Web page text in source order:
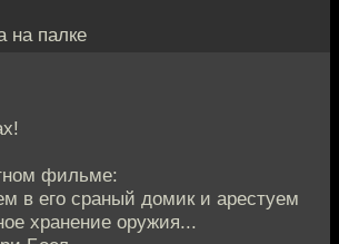
на палке
фильме:
в его сраный домик и арестуем
хранение оружия...